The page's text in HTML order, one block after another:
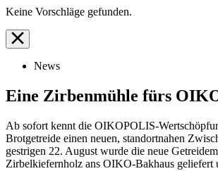
Keine Vorschläge gefunden.
News
Eine Zirbenmühle fürs
Ab sofort kennt die OIKOPOLIS-
Brotgetreide einen neuen, standortnahen
gestrigen 22. August wurde die neue
Zirbelkiefernholz ans OIKO-Bakhaus geliefert